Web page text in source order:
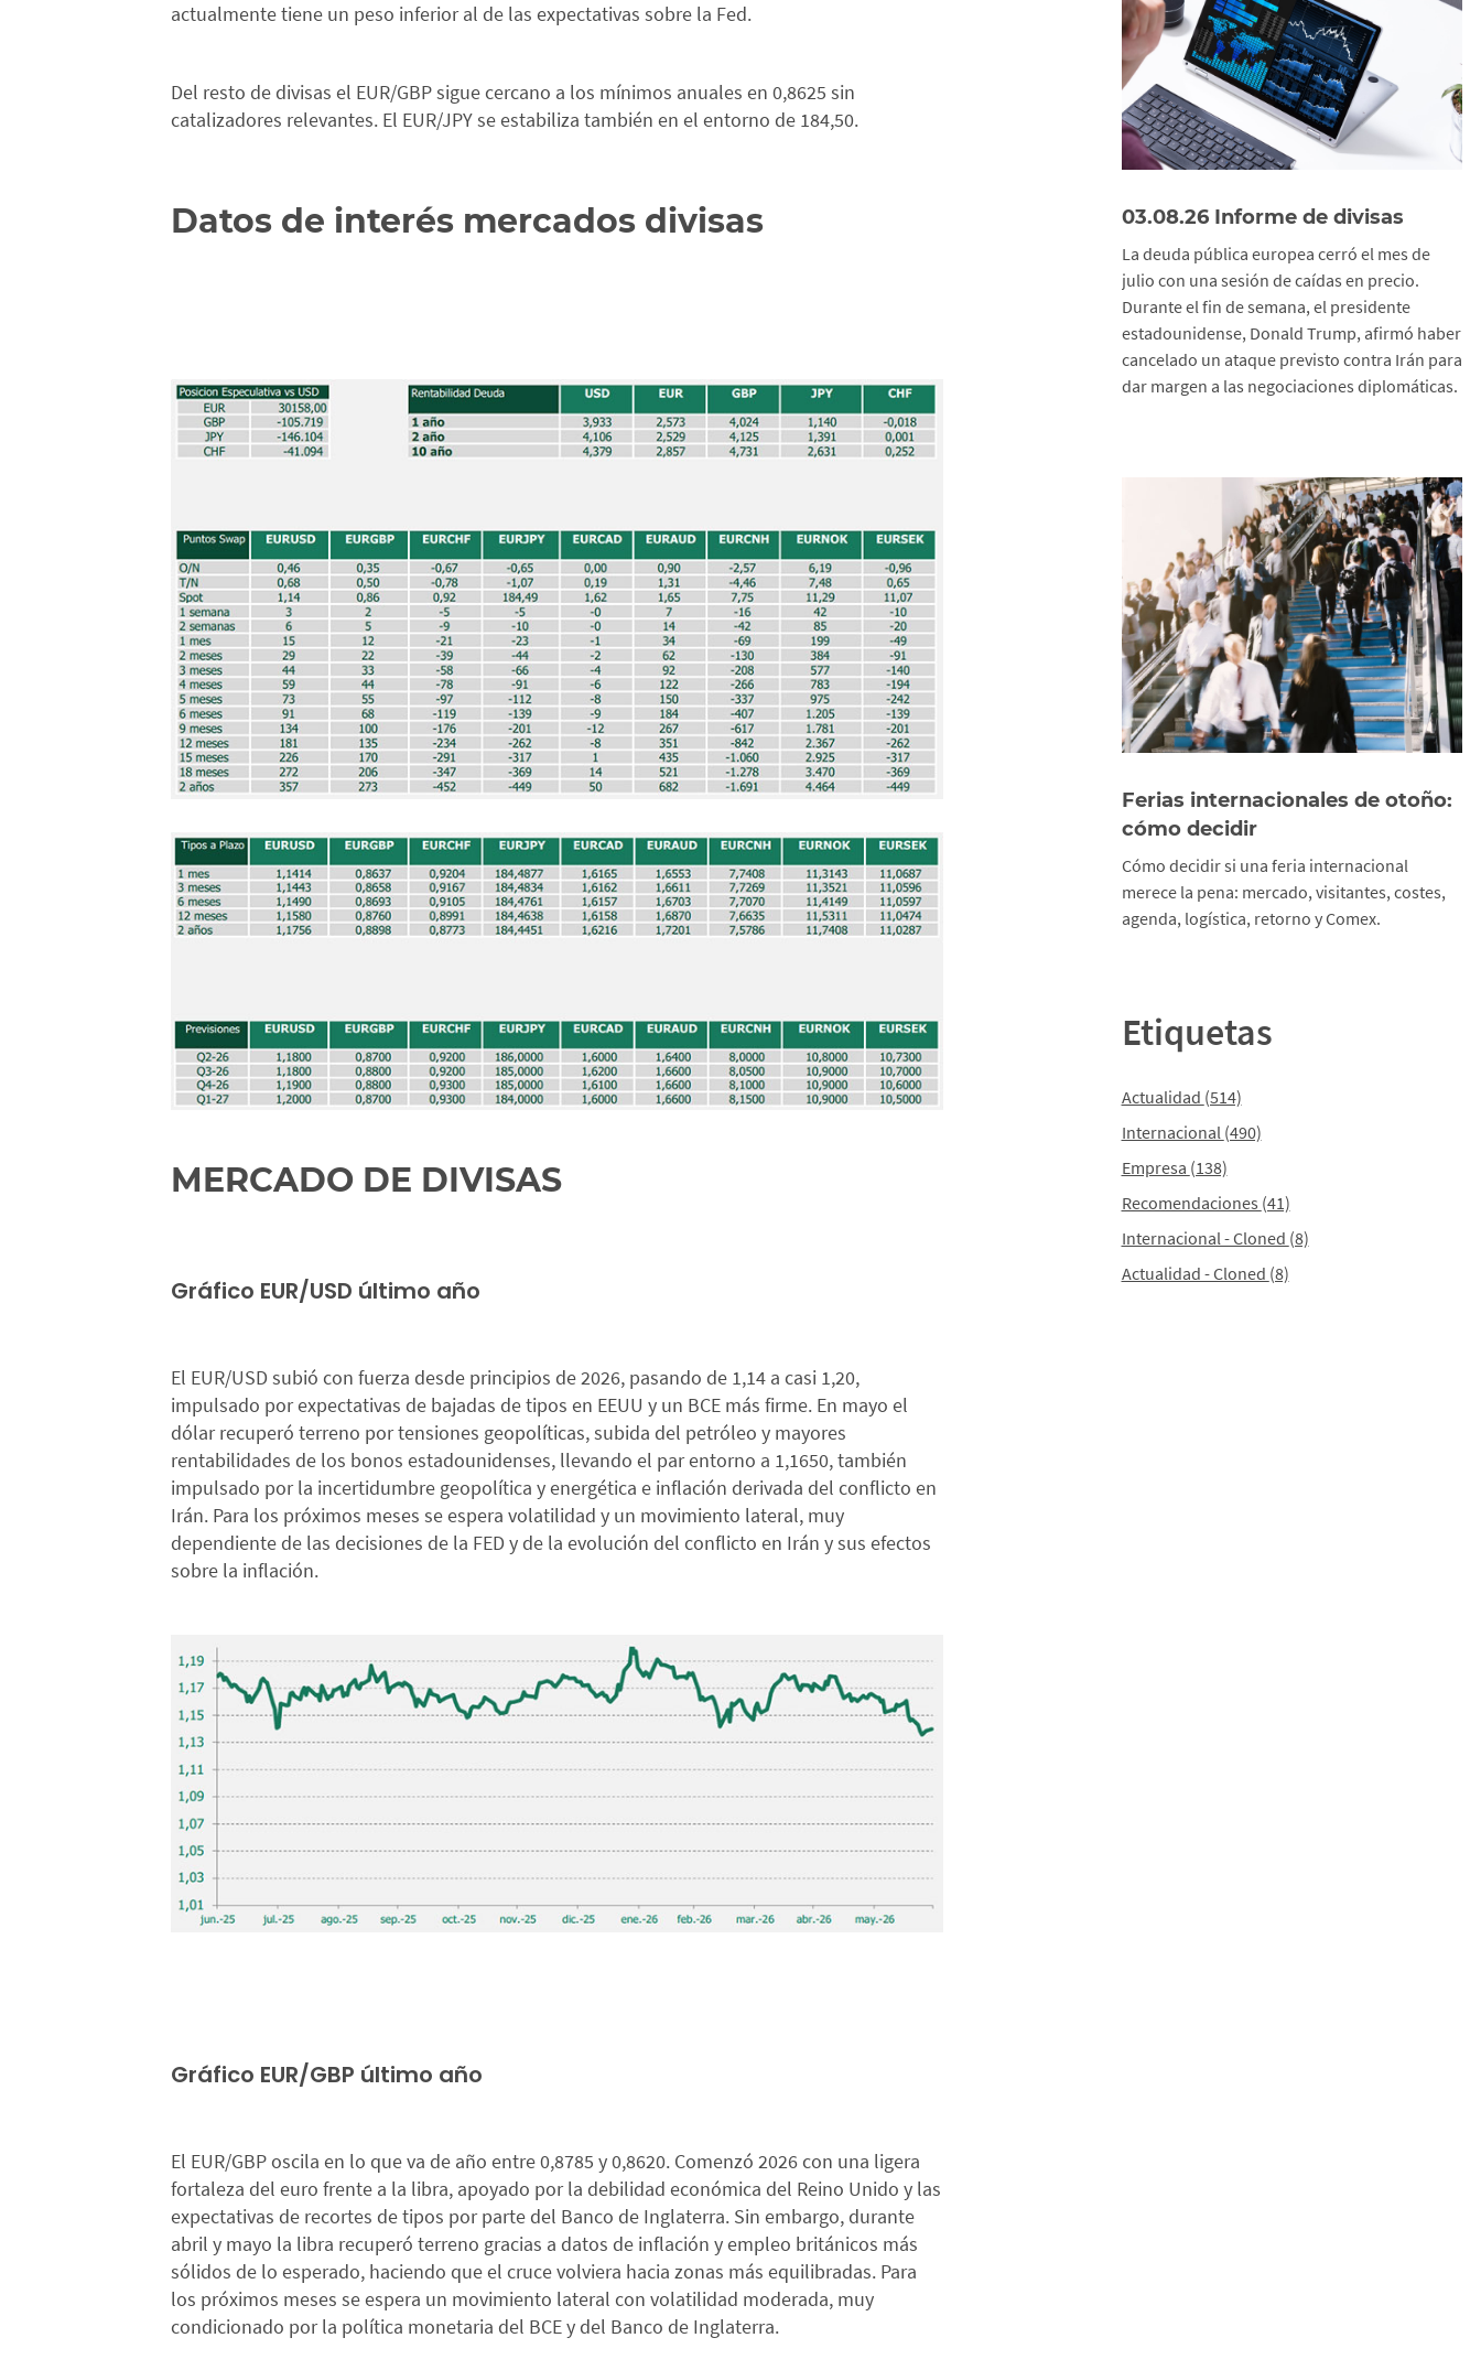
actualmente tiene un peso inferior al de las expectativas sobre la Fed.
Del resto de divisas el EUR/GBP sigue cercano a los mínimos anuales en 0,8625 sin
catalizadores relevantes. El EUR/JPY se estabiliza también en el entorno de 184,50.
Datos de interés mercados divisas
MERCADO DE DIVISAS
Gráfico EUR/USD último año
El EUR/USD subió con fuerza desde principios de 2026, pasando de 1,14 a casi 1,20,
impulsado por expectativas de bajadas de tipos en EEUU y un BCE más firme. En mayo el
dólar recuperó terreno por tensiones geopolíticas, subida del petróleo y mayores
rentabilidades de los bonos estadounidenses, llevando el par entorno a 1,1650, también
impulsado por la incertidumbre geopolítica y energética e inflación derivada del conflicto en
Irán. Para los próximos meses se espera volatilidad y un movimiento lateral, muy
dependiente de las decisiones de la FED y de la evolución del conflicto en Irán y sus efectos
sobre la inflación.
Gráfico EUR/GBP último año
El EUR/GBP oscila en lo que va de año entre 0,8785 y 0,8620. Comenzó 2026 con una ligera
fortaleza del euro frente a la libra, apoyado por la debilidad económica del Reino Unido y las
expectativas de recortes de tipos por parte del Banco de Inglaterra. Sin embargo, durante
abril y mayo la libra recuperó terreno gracias a datos de inflación y empleo británicos más
sólidos de lo esperado, haciendo que el cruce volviera hacia zonas más equilibradas. Para
los próximos meses se espera un movimiento lateral con volatilidad moderada, muy
condicionado por la política monetaria del BCE y del Banco de Inglaterra.
03.08.26 Informe de divisas
La deuda pública europea cerró el mes de
julio con una sesión de caídas en precio.
Durante el fin de semana, el presidente
estadounidense, Donald Trump, afirmó haber
cancelado un ataque previsto contra Irán para
dar margen a las negociaciones diplomáticas.
Ferias internacionales de otoño:
cómo decidir
Cómo decidir si una feria internacional
merece la pena: mercado, visitantes, costes,
agenda, logística, retorno y Comex.
Etiquetas
Actualidad (514)
Internacional (490)
Empresa (138)
Recomendaciones (41)
Internacional - Cloned (8)
Actualidad - Cloned (8)